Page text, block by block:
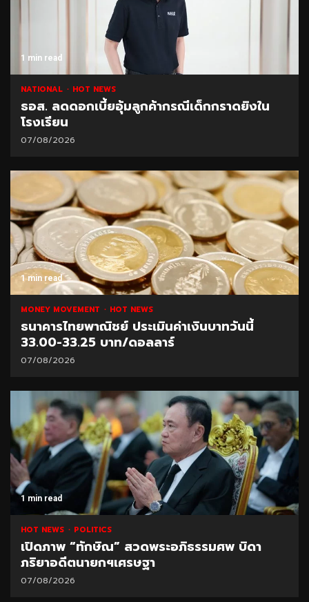
1 min read
NATIONAL HOT NEWS
ธอส. ลดดอกเบี้ยอุ้มลูกค้ากรณีเด็กกราดยิงใน
โรงเรียน
07/08/2026
1 min read
MONEY MOVEMENT HOT NEWS
ธนาคารไทยพาณิชย์ ประเมินค่าเงินบาทวันนี้
33.00-33.25 บาท/ดอลลาร์
07/08/2026
1 min read
HOT NEWS POLITICS
เปิดภาพ “ทักษิณ” สวดพระอภิธรรมศพ บิดา
ภริยาอดีตนายกฯเศรษฐา
07/08/2026